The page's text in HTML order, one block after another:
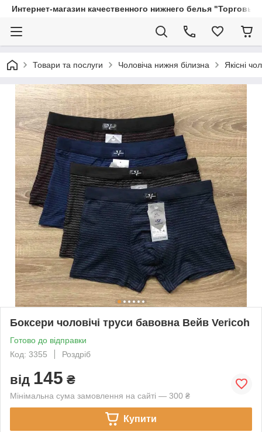
Интернет-магазин качественного нижнего белья
Товари та послуги Чоловіча нижня білизна Якісні
Боксери чоловічі труси бавовна Вейв Vericoh
Готово до відправки
Код: 3355
Роздріб
від 145 ₴
Мінімальна сума замовлення на сайті — 300 ₴
Купити